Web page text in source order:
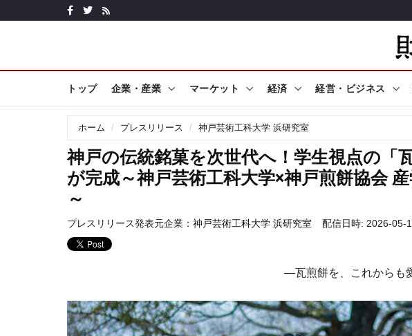
トップ 企業・産業 マーケット 経済 経営・ビジネス
ホーム プレスリリース 神戸芸術工科大学 浜研究室
神戸の伝統銘菓を次世代へ！学生視点の「
が完成～神戸芸術工科大学×神戸煎餅協会
～
プレスリリース発表元企業： 神戸芸術工科大学 浜研究室 配信日時: 2026-05-
―瓦煎餅を、これからも